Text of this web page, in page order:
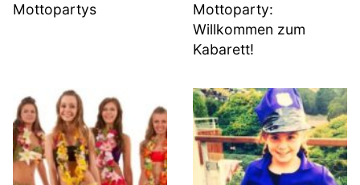
Mottopartys
Mottoparty:
Willkommen zum
Kabarett!